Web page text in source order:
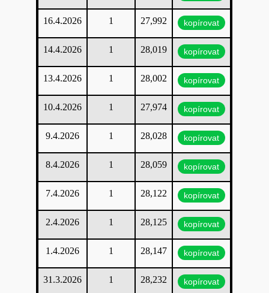
16.4.2026 1 27,992 kopírovat
14.4.2026 1 28,019 kopírovat
13.4.2026 1 28,002 kopírovat
10.4.2026 1 27,974 kopírovat
9.4.2026 1 28,028 kopírovat
8.4.2026 1 28,059 kopírovat
7.4.2026 1 28,122 kopírovat
2.4.2026 1 28,125 kopírovat
1.4.2026 1 28,147 kopírovat
31.3.2026 1 28,232 kopírovat